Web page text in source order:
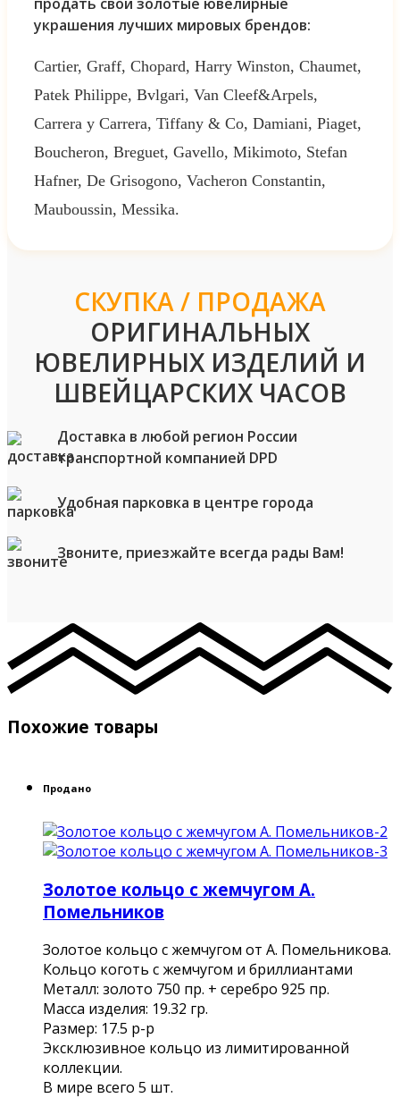
украшения лучших мировых брендов:
Cartier, Graff, Chopard, Harry Winston, Chaumet,
Patek Philippe, Bvlgari, Van Cleef&Arpels,
Carrera y Carrera, Tiffany & Co, Damiani, Piaget,
Boucheron, Breguet, Gavello, Mikimoto, Stefan
Hafner, De Grisogono, Vacheron Constantin,
Mauboussin, Messika.
СКУПКА / ПРОДАЖА
ОРИГИНАЛЬНЫХ
ЮВЕЛИРНЫХ ИЗДЕЛИЙ И
ШВЕЙЦАРСКИХ ЧАСОВ
Доставка в любой регион России
транспортной компанией DPD
Удобная парковка в центре города
Звоните, приезжайте всегда рады Вам!
Похожие товары
Продано
Золотое кольцо с жемчугом А.
Помельников
Золотое кольцо с жемчугом от А. Помельникова.
Кольцо коготь с жемчугом и бриллиантами
Металл: золото 750 пр. + серебро 925 пр.
Масса изделия: 19.32 гр.
Размер: 17.5 р-р
Эксклюзивное кольцо из лимитированной
коллекции.
В мире всего 5 шт.